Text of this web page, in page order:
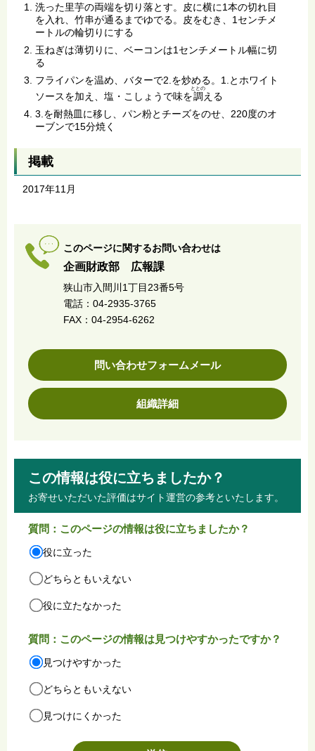
洗った里芋の両端を切り落とす。皮に横に1本の切れ目
を入れ、竹串が通るまでゆでる。皮をむき、1センチメ
ートルの輪切りにする
玉ねぎは薄切りに、ベーコンは1センチメートル幅に切
る
フライパンを温め、バターで2.を炒める。1.とホワイト
ソースを加え、塩・こしょうで味を調
ととの
える
3.を耐熱皿に移し、パン粉とチーズをのせ、220度のオ
ーブンで15分焼く
掲載
2017年11月
このページに関するお問い合わせは
企画財政部 広報課
狭山市入間川1丁目23番5号
電話：04-2935-3765
FAX：04-2954-6262
問い合わせフォームメール
組織詳細
この情報は役に立ちましたか？
お寄せいただいた評価はサイト運営の参考といたします。
質問：このページの情報は役に立ちましたか？
役に立った
どちらともいえない
役に立たなかった
質問：このページの情報は見つけやすかったですか？
見つけやすかった
どちらともいえない
見つけにくかった